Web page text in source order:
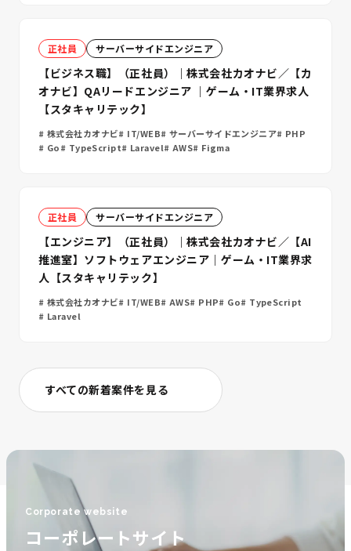
正社員 サーバーサイドエンジニア
【ビジネス職】（正社員）｜株式会社カオナビ／【カ
オナビ】QAリードエンジニア ｜ゲーム・IT業界求人
【スタキャリテック】
株式会社カオナビ IT/WEB サーバーサイドエンジニア
PHP
Go
TypeScript Laravel AWS Figma
正社員 サーバーサイドエンジニア
【エンジニア】（正社員）｜株式会社カオナビ／【AI
推進室】ソフトウェアエンジニア｜ゲーム・IT業界求
人【スタキャリテック】
株式会社カオナビ IT/WEB AWS PHP Go
TypeScript
Laravel
すべての新着案件を見る
Corporate website
コーポレートサイト